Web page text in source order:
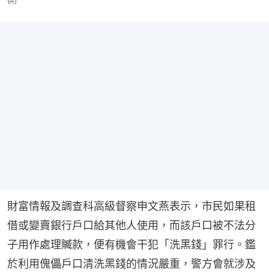
財富情報及調查科高級督察申文燕表示，市民如果租
借或變賣銀行戶口給其他人使用，而該戶口被不法分
子用作處理贓款，便有機會干犯「洗黑錢」罪行。鑑
於利用傀儡戶口清洗黑錢的情況嚴重，警方會就涉及